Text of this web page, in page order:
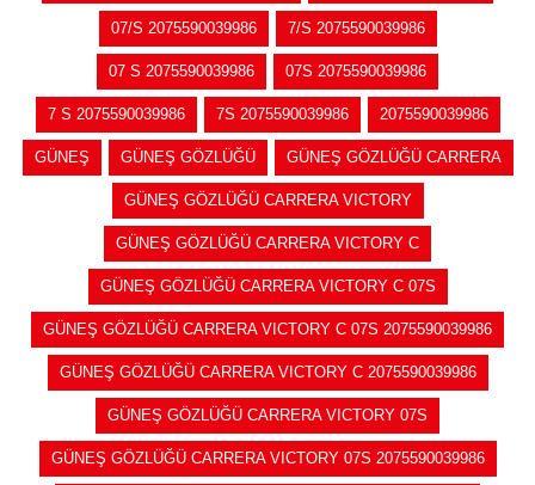
07/S 2075590039986 7/S 2075590039986
07 S 2075590039986 07S 2075590039986
7 S 2075590039986 7S 2075590039986 2075590039986
GÜNEŞ GÜNEŞ GÖZLÜĞÜ GÜNEŞ GÖZLÜĞÜ CARRERA
GÜNEŞ GÖZLÜĞÜ CARRERA VICTORY
GÜNEŞ GÖZLÜĞÜ CARRERA VICTORY C
GÜNEŞ GÖZLÜĞÜ CARRERA VICTORY C 07S
GÜNEŞ GÖZLÜĞÜ CARRERA VICTORY C 07S 2075590039986
GÜNEŞ GÖZLÜĞÜ CARRERA VICTORY C 2075590039986
GÜNEŞ GÖZLÜĞÜ CARRERA VICTORY 07S
GÜNEŞ GÖZLÜĞÜ CARRERA VICTORY 07S 2075590039986